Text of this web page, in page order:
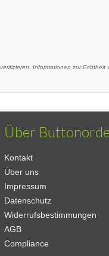
Informationen zur
Über
Kontakt
Über uns
Impressum
Datenschutz
Widerrufsbestimmungen
AGB
Compliance